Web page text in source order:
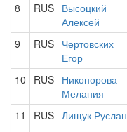
8 RUS Высоцкий
Алексей
9 RUS Чертовских
Егор
10 RUS Никонорова
Мелания
11 RUS Лищук Руслан